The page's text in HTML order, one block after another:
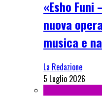
«Esho Funi
nuova
musica e
La Redazione
5 Luglio 2026